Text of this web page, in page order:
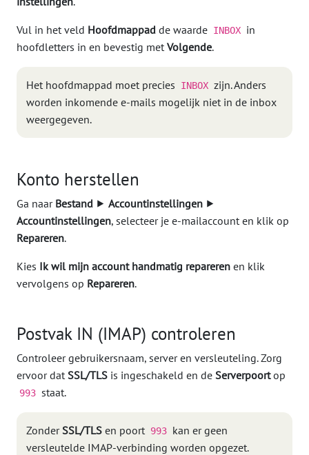
Vul in het veld Hoofdmappad de waarde INBOX in
hoofdletters in en bevestig metVolgende.
Het hoofdmappad moet precies INBOX zijn. Anders
worden inkomende e-mails mogelijk niet in de inbox
weergegeven.
Konto herstellen
Ga naar Bestand ⯈ Accountinstellingen ⯈
Accountinstellingen, selecteer je e-mailaccount en klik op
Repareren.
Kies Ik wil mijn account handmatig repareren en klik
vervolgens op Repareren.
Postvak IN (IMAP) controleren
Controleer gebruikersnaam, server en versleuteling. Zorg
ervoor datSSL/TLS is ingeschakeld en de Serverpoortop
993 staat.
ZonderSSL/TLS en poort 993 kan er geen
versleutelde IMAP-verbinding worden opgezet.